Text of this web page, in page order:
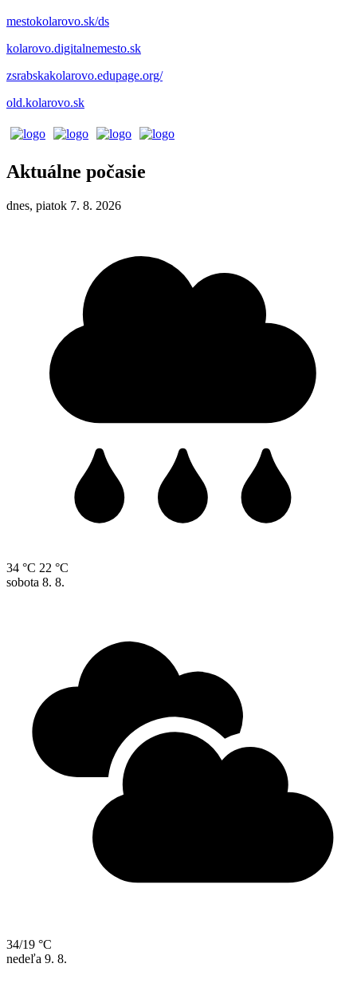
mestokolarovo.sk/ds
kolarovo.digitalnemesto.sk
zsrabskakolarovo.edupage.org/
old.kolarovo.sk
Aktuálne počasie
dnes, piatok 7. 8. 2026
34 °C 22 °C
sobota 8. 8.
34/19 °C
nedeľa 9. 8.